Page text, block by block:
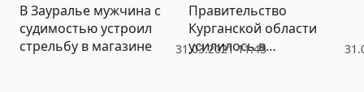
31.03.2021 11:43
В Зауралье мужчина с
судимостью устроил
стрельбу в магазине
Правительство
Курганской области
усилилось в